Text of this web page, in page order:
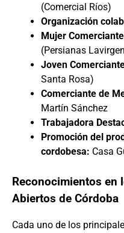
(Comercial Ríos)
Organización
Mujer
(Persianas
Joven
Santa Rosa)
Comerciante de
Martín Sánchez
Trabajadora
Promoción del
cordobesa: Casa
Reconocimientos en
Abiertos de Córdoba
Cada uno de los